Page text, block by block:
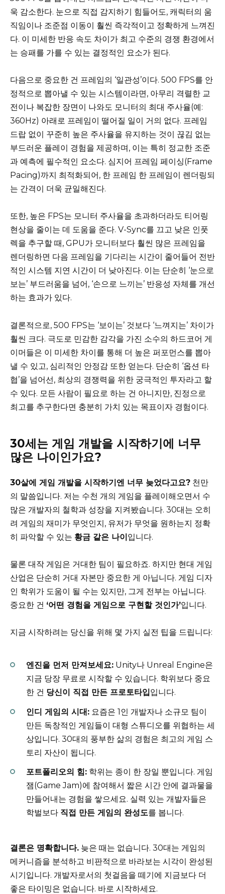
욱 감소한다. 눈으로 직접 감지하기 힘들어도, 캐릭터의 움
직임이나 조준점 이동이 훨씬 즉각적이고 정확하게 느껴진
다. 이 미세한 반응 속도 차이가 최고 수준의 경쟁 환경에서
는 승패를 가를 수 있는 결정적인 요소가 된다.
다음으로 중요한 건 프레임의 ‘일관성’이다. 500 FPS를 안
정적으로 뽑아낼 수 있는 시스템이라면, 아무리 격렬한 교
전이나 복잡한 장면이 나와도 모니터의 최대 주사율(예:
360Hz) 아래로 프레임이 떨어질 일이 거의 없다. 프레임
드랍 없이 꾸준히 높은 주사율을 유지하는 것이 끊김 없는
부드러운 플레이 경험을 제공하며, 이는 특히 정교한 조준
과 예측에 필수적인 요소다. 심지어 프레임 페이싱(Frame
Pacing)까지 최적화되어, 한 프레임 한 프레임이 렌더링되
는 간격이 더욱 균일해진다.
또한, 높은 FPS는 모니터 주사율을 초과하더라도 티어링
현상을 줄이는 데 도움을 준다. V-Sync를 끄고 낮은 인풋
렉을 추구할 때, GPU가 모니터보다 훨씬 많은 프레임을
렌더링하면 다음 프레임을 기다리는 시간이 줄어들어 전반
적인 시스템 지연 시간이 더 낮아진다. 이는 단순히 ‘눈으로
보는’ 부드러움을 넘어, ‘손으로 느끼는’ 반응성 자체를 개선
하는 효과가 있다.
결론적으로, 500 FPS는 ‘보이는’ 것보다 ‘느껴지는’ 차이가
훨씬 크다. 극도로 민감한 감각을 가진 소수의 하드코어 게
이머들은 이 미세한 차이를 통해 더 높은 퍼포먼스를 뽑아
낼 수 있고, 심리적인 안정감 또한 얻는다. 단순히 ‘옵션 타
협’을 넘어선, 최상의 경쟁력을 위한 궁극적인 투자라고 할
수 있다. 모든 사람이 필요로 하는 건 아니지만, 진정으로
최고를 추구한다면 충분히 가치 있는 목표이자 경험이다.
30세는 게임 개발을 시작하기에 너무
많은 나이인가요?
30살에 게임 개발을 시작하기엔 너무 늦었다고요? 천만
의 말씀입니다. 저는 수천 개의 게임을 플레이해오면서 수
많은 개발자의 철학과 성장을 지켜봤습니다. 30대는 오히
려 게임의 재미가 무엇인지, 유저가 무엇을 원하는지 정확
히 파악할 수 있는 황금 같은 나이입니다.
물론 대작 게임은 거대한 팀이 필요하죠. 하지만 현대 게임
산업은 단순히 거대 자본만 중요한 게 아닙니다. 게임 디자
인 학위가 도움이 될 수는 있지만, 그게 전부는 아닙니다.
중요한 건 ‘어떤 경험을 게임으로 구현할 것인가’입니다.
지금 시작하려는 당신을 위해 몇 가지 실전 팁을 드립니다:
엔진을 먼저 만져보세요: Unity나 Unreal Engine은
지금 당장 무료로 시작할 수 있습니다. 학위보다 중요
한 건 당신이 직접 만든 프로토타입입니다.
인디 게임의 시대: 요즘은 1인 개발자나 소규모 팀이
만든 독창적인 게임들이 대형 스튜디오를 위협하는 세
상입니다. 30대의 풍부한 삶의 경험은 최고의 게임 스
토리 자산이 됩니다.
포트폴리오의 힘: 학위는 종이 한 장일 뿐입니다. 게임
잼(Game Jam)에 참여해서 짧은 시간 안에 결과물을
만들어내는 경험을 쌓으세요. 실력 있는 개발자들은
학벌보다 직접 만든 게임의 완성도를 봅니다.
결론은 명확합니다. 늦은 때는 없습니다. 30대는 게임의
메커니즘을 분석하고 비판적으로 바라보는 시각이 완성된
시기입니다. 개발자로서의 첫걸음을 떼기에 지금보다 더
좋은 타이밍은 없습니다. 바로 시작하세요.